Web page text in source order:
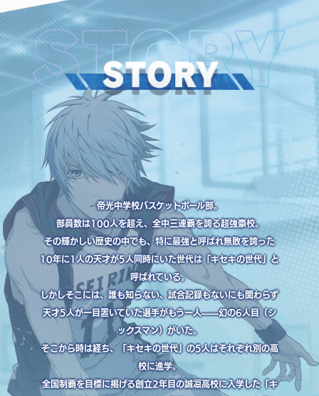
帝光中学校バスケットボール部。
部員数は100人を超え、全中三連覇を誇る超強豪校。
その輝かしい歴史の中でも、特に最強と呼ばれ無敗を誇った
10年に1人の天才が5人同時にいた世代は「キセキの世代」と
呼ばれている。
しかしそこには、誰も知らない、試合記録もないにも関わらず
天才5人が一目置いていた選手がもう一人——幻の6人目（シ
ックスマン）がいた。
そこから時は経ち、「キセキの世代」の5人はそれぞれ別の高
校に進学。
全国制覇を目標に掲げる創立2年目の誠凛高校に入学した「キ